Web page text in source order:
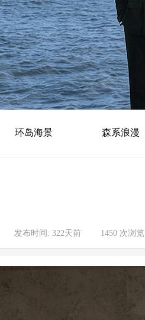
环岛海景 森系浪漫
发布时间: 322天前 1450 次浏览